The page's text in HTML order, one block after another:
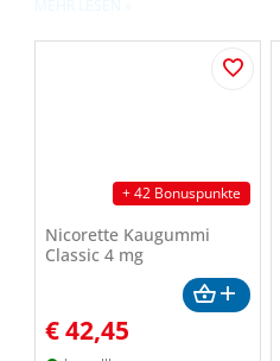
+ 42 Bonuspunkte
Nicorette Kaugummi
Classic 4 mg
€42,45